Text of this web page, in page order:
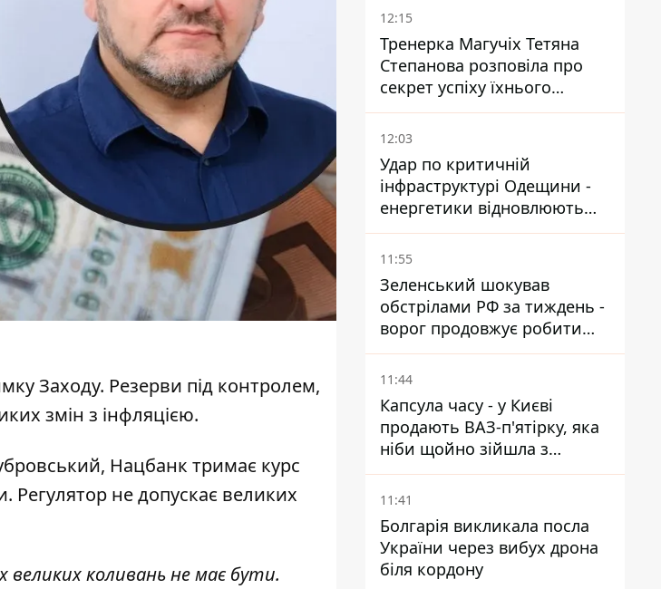
Заходу. Резерви під контролем,
змін з інфляцією.
Нацбанк тримає курс
Регулятор не допускає великих
коливань не має бути.
12:15
Тренерка Магучіх Тетяна
Степанова розповіла про
секрет успіху їхнього
тандему
12:03
Удар по критичній
інфраструктурі Одещини -
енергетики відновлюють
світло
11:55
Зеленський шокував
обстрілами РФ за тиждень -
ворог продовжує робити
ставку на балістичний
терор
11:44
Капсула часу - у Києві
продають ВАЗ-п'ятірку, яка
ніби щойно зійшла з
конвейєра
11:41
Болгарія викликала посла
України через вибух дрона
біля кордону